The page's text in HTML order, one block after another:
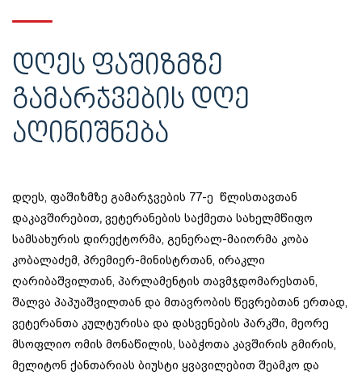
ᲓᲦᲔᲡ ᲤᲐᲨᲘᲖᲛᲖᲔ
ᲒᲐᲛᲐᲠᲯᲕᲔᲑᲘᲡ ᲓᲦᲔ
ᲐᲦᲘᲜᲘᲨᲜᲔᲑᲐ
დღეს, ფაშიზმზე გამარჯვების 77-ე წლისთავთან
დაკავშირებით, ვეტერანების საქმეთა სახელმწიფო
სამსახურის დირექტორმა, გენერალ-მაიორმა კობა
კობალაძემ, პრემიერ-მინისტრთან, ირაკლი
ღარიბაშვილთან, პარლამენტის თავმჯდომარესთან,
შალვა პაპუაშვილთან და მთავრობის წევრებთან ერთად,
ვეტერანთა კულტურისა და დასვენების პარკში, მეორე
მსოფლიო ომის მონაწილის, საბჭოთა კავშირის გმირის,
მელიტონ ქანთარიას ბიუსტი ყვავილებით შეამკო და